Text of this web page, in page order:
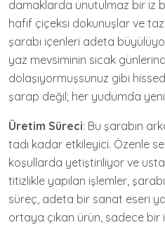
damaklarda unutulmaz bir iz
hafif çiçeksi dokunuşlar ve
şarabı içenleri adeta
yaz mevsiminin sıcak
dolaşıyormuşsunuz gibi
şarap değil; her yudumda
Üretim Süreci: Bu şarabın
tadı kadar etkileyici. Özenle
koşullarda yetiştiriliyor ve
titizlikle yapılan işlemler,
süreç, adeta bir sanat eseri
ortaya çıkan ürün, sadece